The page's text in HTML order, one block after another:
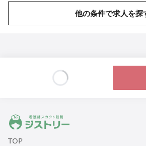
他の条件で求人を探
ジストリー 看護師の転職マッチング
TOP